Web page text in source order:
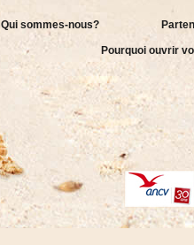
Qui sommes-nous?
Pourquoi ouvrir